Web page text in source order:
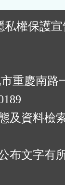
私權保護
重慶南路
及資料檢
布文字有